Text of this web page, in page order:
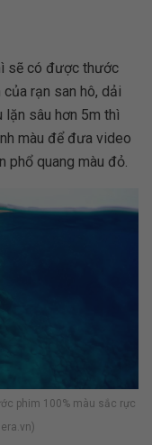
sẽ có được thước
rạn san hô, dải
lặn sâu hơn 5m thì
màu để đưa video
phổ quang màu đỏ.
phim 100% màu sắc rực